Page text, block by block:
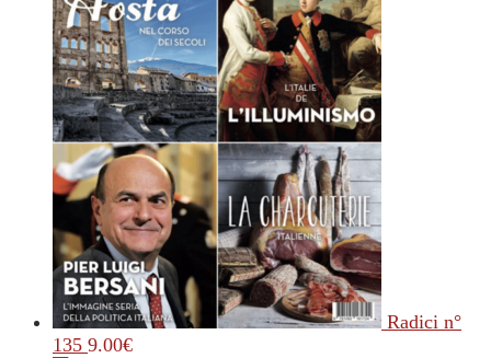
Radici n°
135 9.00€